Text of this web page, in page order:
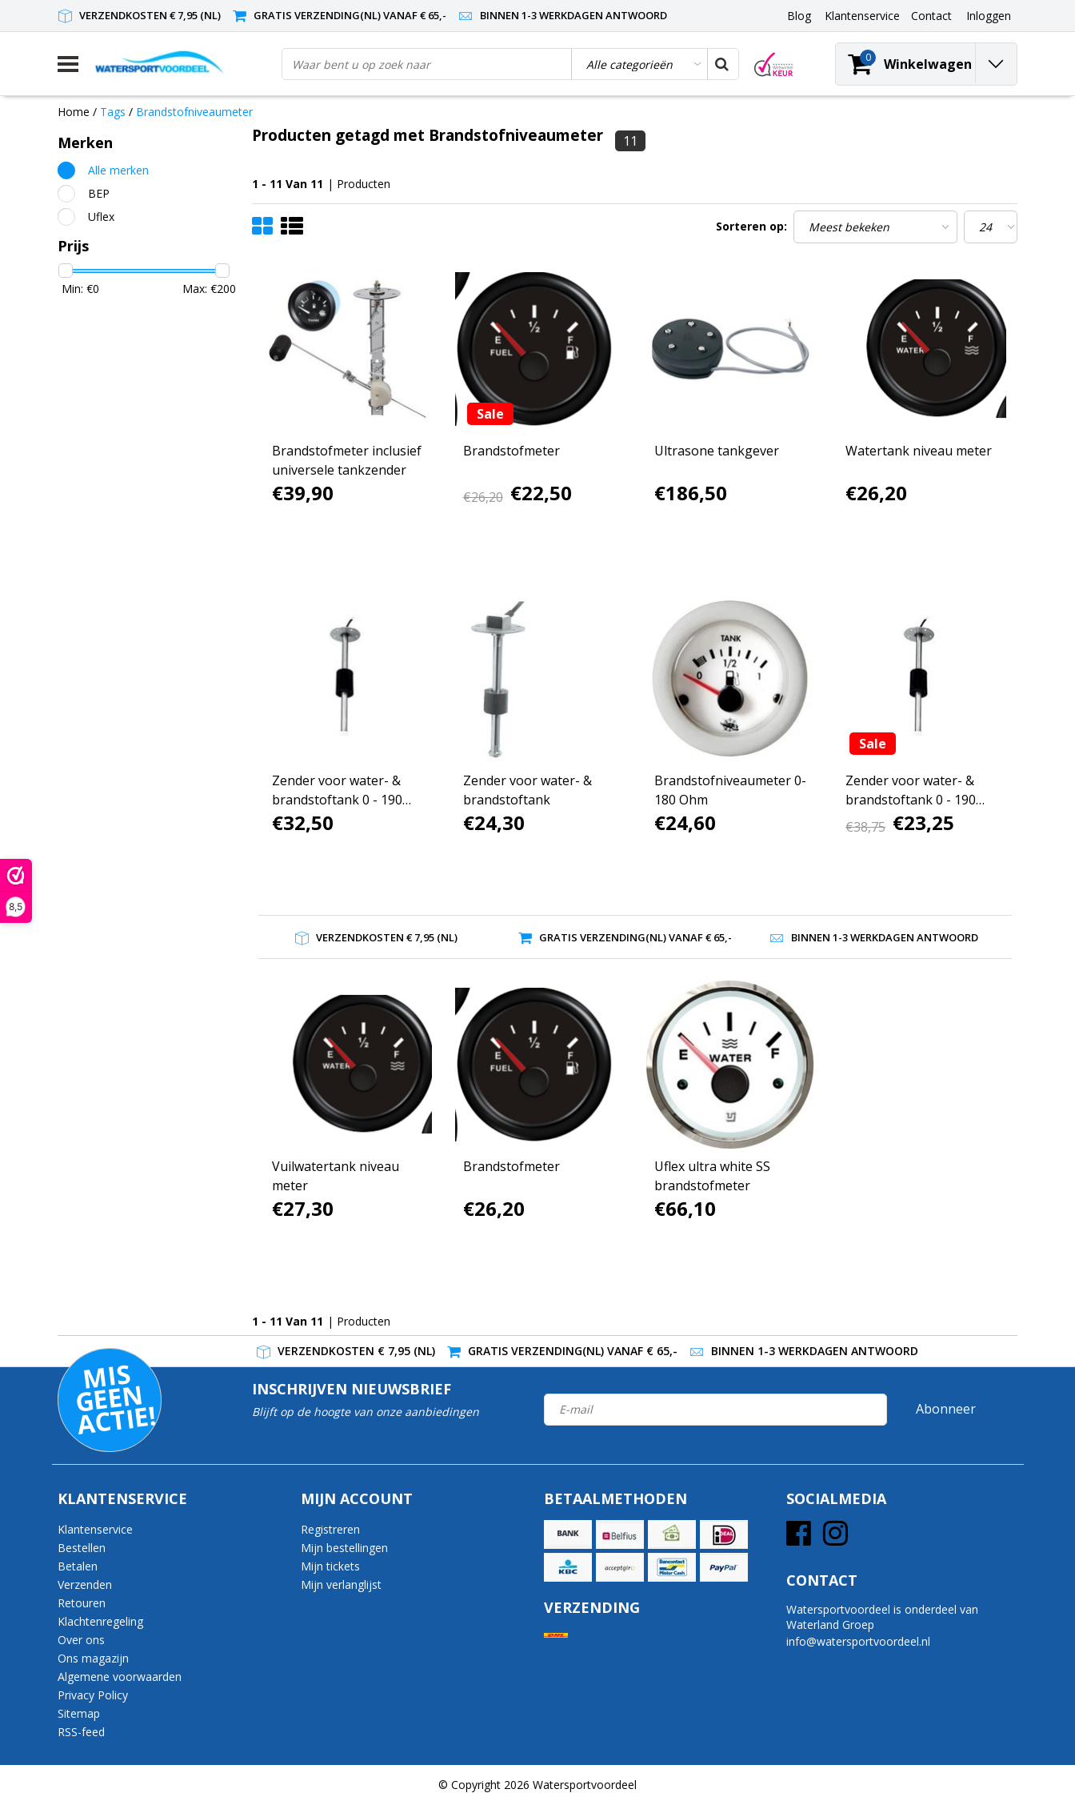
8,5
VERZENDKOSTEN € 7,95 (NL) GRATIS VERZENDING(NL) VANAF € 65,- BINNEN 1-3 WERKDAGEN ANTWOORD Blog Klantenservice Contact Inloggen
0 Winkelwagen
Home / Tags / Brandstofniveaumeter
Merken
Alle merken
BEP
Uflex
Prijs
Min: €0 Max: €200
Producten getagd met Brandstofniveaumeter 11
1 - 11 Van 11 | Producten
Sorteren op:
Brandstofmeter inclusief
universele tankzender
€39,90
Sale
Brandstofmeter
€26,20 €22,50
Ultrasone tankgever
€186,50
Watertank niveau meter
€26,20
Zender voor water- &
brandstoftank 0 - 190
Ohm
€32,50
Zender voor water- &
brandstoftank
€24,30
Brandstofniveaumeter 0-
180 Ohm
€24,60
Sale
Zender voor water- &
brandstoftank 0 - 190
Ohm
€38,75 €23,25
VERZENDKOSTEN € 7,95 (NL) GRATIS VERZENDING(NL) VANAF € 65,- BINNEN 1-3 WERKDAGEN ANTWOORD
Vuilwatertank niveau
meter
€27,30
Brandstofmeter
€26,20
Uflex ultra white SS
brandstofmeter
€66,10
1 - 11 Van 11 | Producten
VERZENDKOSTEN € 7,95 (NL)
GRATIS VERZENDING(NL) VANAF € 65,- BINNEN 1-3 WERKDAGEN ANTWOORD
MI
S
G
E
E
N
A
C
TI
E!
INSCHRIJVEN NIEUWSBRIEF
Blijft op de hoogte van onze aanbiedingen Abonneer
KLANTENSERVICE
Klantenservice
Bestellen
Betalen
Verzenden
Retouren
Klachtenregeling
Over ons
Ons magazijn
Algemene voorwaarden
Privacy Policy
Sitemap
RSS-feed
MIJN ACCOUNT
Registreren
Mijn bestellingen
Mijn tickets
Mijn verlanglijst
BETAALMETHODEN
VERZENDING
SOCIALMEDIA
CONTACT
Watersportvoordeel is onderdeel van
Waterland Groep
info@watersportvoordeel.nl
© Copyright 2026 Watersportvoordeel